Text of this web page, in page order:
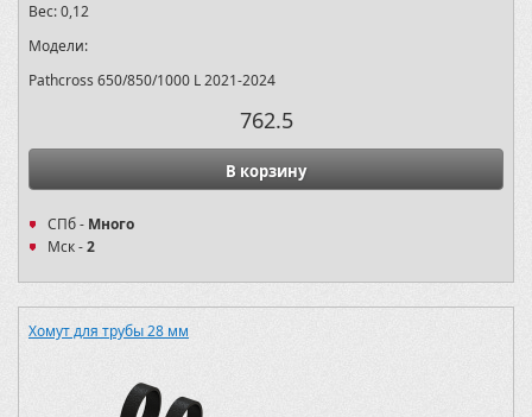
Вес:0,12
Модели:
Pathcross 650/850/1000 L 2021-2024
762.5
В корзину
СПб - Много
Мск -2
Хомут для трубы 28 мм